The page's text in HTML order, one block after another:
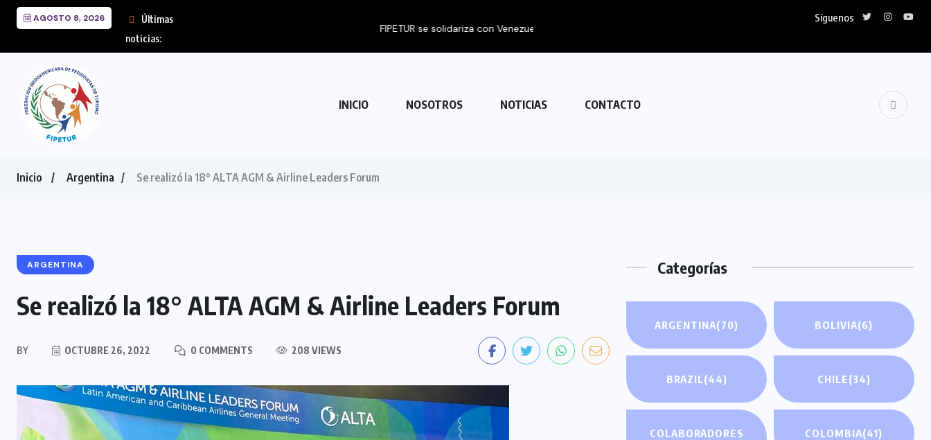
AGOSTO 8, 2026
Últimas
noticias:
Síguenos
INICIO NOSOTROS NOTICIAS CONTACTO
Inicio Argentina Se realizó la 18° ALTA AGM & Airline Leaders Forum
ARGENTINA
Se realizó la 18° ALTA AGM & Airline Leaders Forum
BY OCTUBRE 26, 2022 0 COMMENTS 208 VIEWS
Categorías
ARGENTINA(70) BOLIVIA(6)
BRAZIL(44) CHILE(34)
COLABORADORES
COLOMBIA(41)